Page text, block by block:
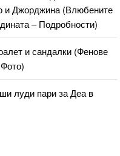
и Джорджина (Влюбените
– Подробности)
и сандалки (Фенове
луди пари за Деа в